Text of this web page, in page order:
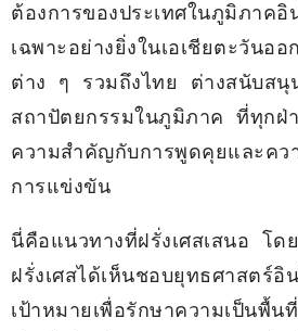
ต้องการของประเทศในภูมิภาค
เฉพาะอย่างยิ่งในเอเชียตะวันออ
ต่าง ๆ รวมถึงไทย ต่างสนับสนุ
สถาปัตยกรรมในภูมิภาค ที่ทุกฝ่
ความสำคัญกับการพูดคุยและคว
การแข่งขัน
นี่คือแนวทางที่ฝรั่งเศสเสนอ โ
ฝรั่งเศสได้เห็นชอบยุทธศาสตร์
เป้าหมายเพื่อรักษาความเป็นพื้น